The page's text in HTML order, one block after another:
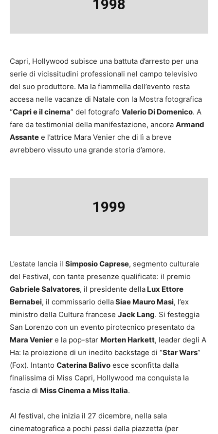
1998
Capri, Hollywood subisce una battuta d’arresto per una
serie di vicissitudini professionali nel campo televisivo
del suo produttore. Ma la fiammella dell’evento resta
accesa nelle vacanze di Natale con la Mostra fotografica
“Capri e il cinema” del fotografo Valerio Di Domenico. A
fare da testimonial della manifestazione, ancora Armand
Assante e l’attrice Mara Venier che di lì a breve
avrebbero vissuto una grande storia d’amore.
1999
L’estate lancia il Simposio Caprese, segmento culturale
del Festival, con tante presenze qualificate: il premio
Gabriele Salvatores, il presidente della Lux Ettore
Bernabei, il commissario dellaSiae Mauro Masi, l’ex
ministro della Cultura francese Jack Lang. Si festeggia
San Lorenzo con un evento pirotecnico presentato da
Mara Venier e la pop-star Morten Harkett, leader degli A
Ha: la proiezione di un inedito backstage di “Star Wars”
(Fox). Intanto Caterina Balivo esce sconfitta dalla
finalissima di Miss Capri, Hollywood ma conquista la
fascia di Miss Cinema a Miss Italia.
Al festival, che inizia il 27 dicembre, nella sala
cinematografica a pochi passi dalla piazzetta (per